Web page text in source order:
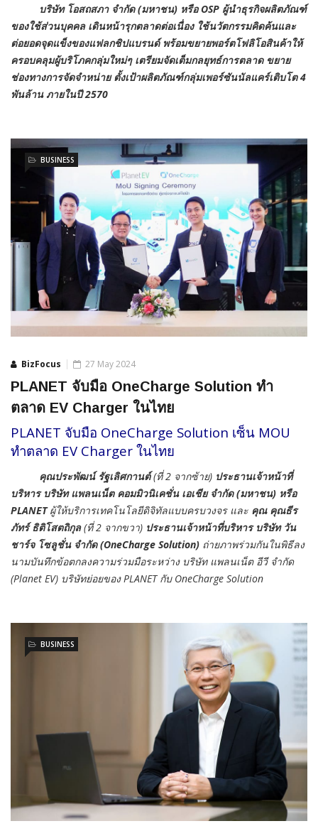
บริษัท โอสถสภา จำกัด (มหาชน) หรือ OSP ผู้นำธุรกิจผลิตภัณฑ์
ของใช้ส่วนบุคคล เดินหน้ารุกตลาดต่อเนื่อง ใช้นวัตกรรมคิดค้นและ
ต่อยอดจุดแข็งของแฟลกชิปแบรนด์ พร้อมขยายพอร์ตโฟลิโอสินค้าให้
ครอบคลุมผู้บริโภคกลุ่มใหม่ๆ เตรียมจัดเต็มกลยุทธ์การตลาด ขยาย
ช่องทางการจัดจำหน่าย ตั้งเป้าผลิตภัณฑ์กลุ่มเพอร์ซันนัลแคร์เติบโต 4
พันล้าน ภายในปี 2570
BizFocus
BUSINESS
27 May 2024
PLANET จับมือ OneCharge Solution ทำ
ตลาด EV Charger ในไทย
PLANET จับมือ OneCharge Solution เซ็น MOU
ทำตลาด EV Charger ในไทย
คุณประพัฒน์ รัฐเลิศกานต์(ที่ 2 จากซ้าย) ประธานเจ้าหน้าที่
บริหาร บริษัท แพลนเน็ต คอมมิวนิเคชั่น เอเชีย จำกัด (มหาชน) หรือ
PLANETผู้ให้บริการเทคโนโลยีดิจิทัลแบบครบวงจร และ คุณ คุณธีร
ภัทร์ ธิติโสตถิกุล(ที่ 2 จากขวา) ประธานเจ้าหน้าที่บริหาร บริษัท วัน
ชาร์จ โซลูชั่น จำกัด (OneCharge Solution) ถ่ายภาพร่วมกันในพิธีลง
นามบันทึกข้อตกลงความร่วมมือระหว่าง บริษัท แพลนเน็ต อีวี จำกัด
(Planet EV) บริษัทย่อยของ PLANET กับ OneCharge Solution
BUSINESS